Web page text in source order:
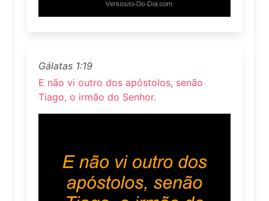
Gálatas 1:19
E não vi outro dos apóstolos, senão
Tiago, o irmão do Senhor.